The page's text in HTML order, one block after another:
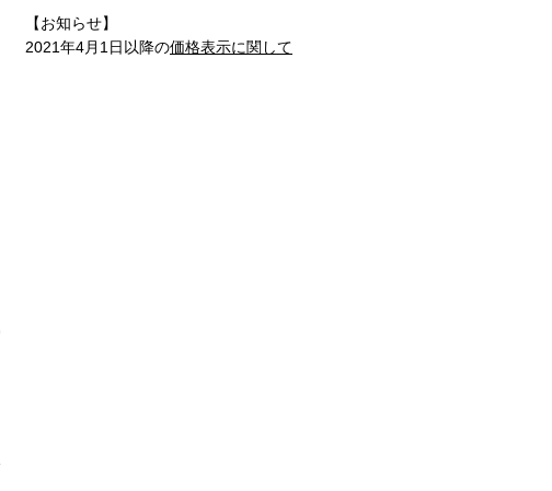
【お知らせ】
2021年4月1日以降の価格表示に関して